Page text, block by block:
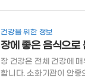
건강을 위한 정보
장 건강은 전체 건강에
합니다. 소화기관이 안좋